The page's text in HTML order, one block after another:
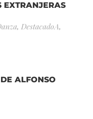
EXTRANJERAS
, DestacadoA,
ALFONSO